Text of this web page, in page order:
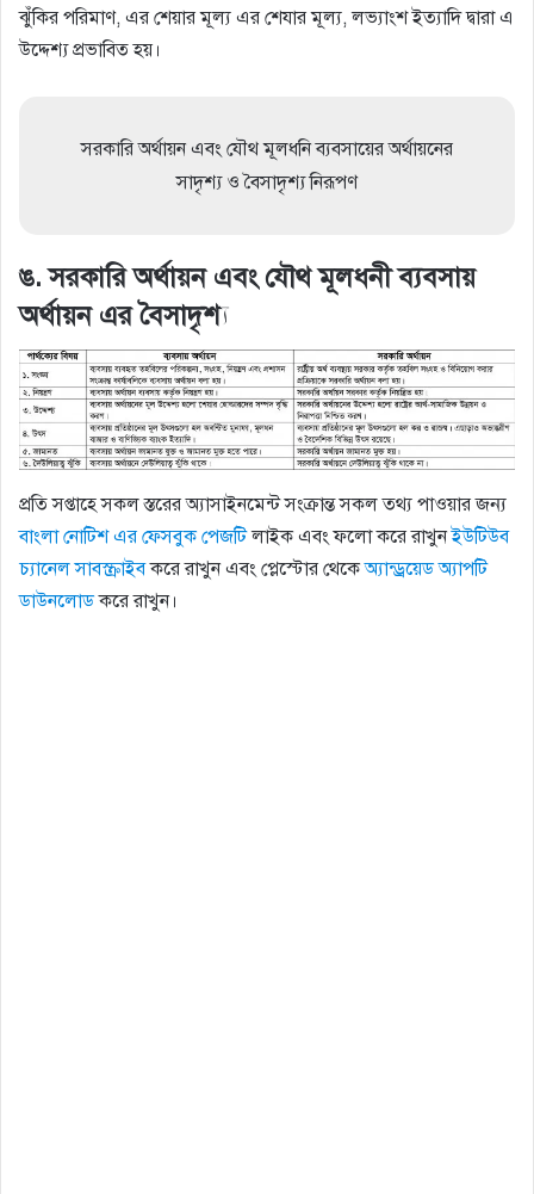
ঝুঁকির পরিমাণ, এর শেয়ার মূল্য এর শেযার মূল্য, লভ্যাংশ ইত্যাদি দ্বারা এ
উদ্দেশ্য প্রভাবিত হয়।
সরকারি অর্থায়ন এবং যৌথ মূলধনি ব্যবসায়ের অর্থায়নের
সাদৃশ্য ও বৈসাদৃশ্য নিরূপণ
ঙ. সরকারি অর্থায়ন এবং যৌথ মূলধনী ব্যবসায়
অর্থায়ন এর বৈসাদৃশ্য
প্রতি সপ্তাহে সকল স্তরের অ্যাসাইনমেন্ট সংক্রান্ত সকল তথ্য পাওয়ার জন্য
বাংলা নোটিশ এর ফেসবুক পেজটিলাইক এবং ফলো করে রাখুনইউটিউব
চ্যানেল সাবস্ক্রাইবকরে রাখুন এবং প্লেস্টোর থেকেঅ্যান্ড্রয়েড অ্যাপটি
ডাউনলোডকরে রাখুন।